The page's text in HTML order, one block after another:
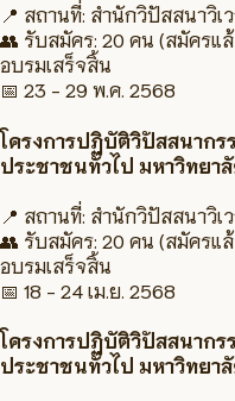
📍 สถานที่: สำนักวิปัสสนาวิเ
👥 รับสมัคร: 20 คน (สมัครแ
อบรมเสร็จสิ้น
📅 23 - 29 พ.ค. 2568
โครงการปฏิบัติวิปัสสนาก
ประชาชนทั่วไป มหาวิทยา
📍 สถานที่: สำนักวิปัสสนาวิเ
👥 รับสมัคร: 20 คน (สมัครแ
อบรมเสร็จสิ้น
📅 18 - 24 เม.ย. 2568
โครงการปฏิบัติวิปัสสนาก
ประชาชนทั่วไป มหาวิทยา